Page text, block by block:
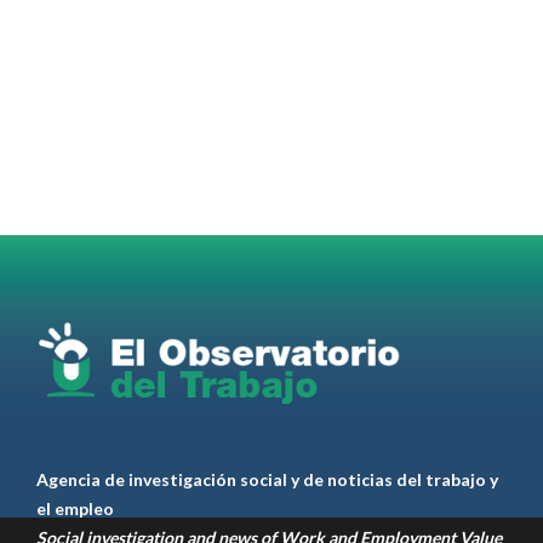
RT@casdcamioneros
1 1 Twitter
Agencia de investigación social y de noticias del trabajo y
el empleo
Social investigation and news of Work and Employment Value